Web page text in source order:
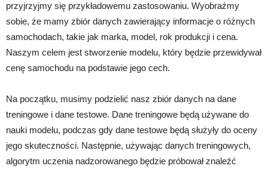
przyjrzyjmy się przykładowemu zastosowaniu. Wyobraźmy
sobie, że mamy zbiór danych zawierający informacje o różnych
samochodach, takie jak marka, model, rok produkcji i cena.
Naszym celem jest stworzenie modelu, który będzie przewidywał
cenę samochodu na podstawie jego cech.
Na początku, musimy podzielić nasz zbiór danych na dane
treningowe i dane testowe. Dane treningowe będą używane do
nauki modelu, podczas gdy dane testowe będą służyły do oceny
jego skuteczności. Następnie, używając danych treningowych,
algorytm uczenia nadzorowanego będzie próbował znaleźć